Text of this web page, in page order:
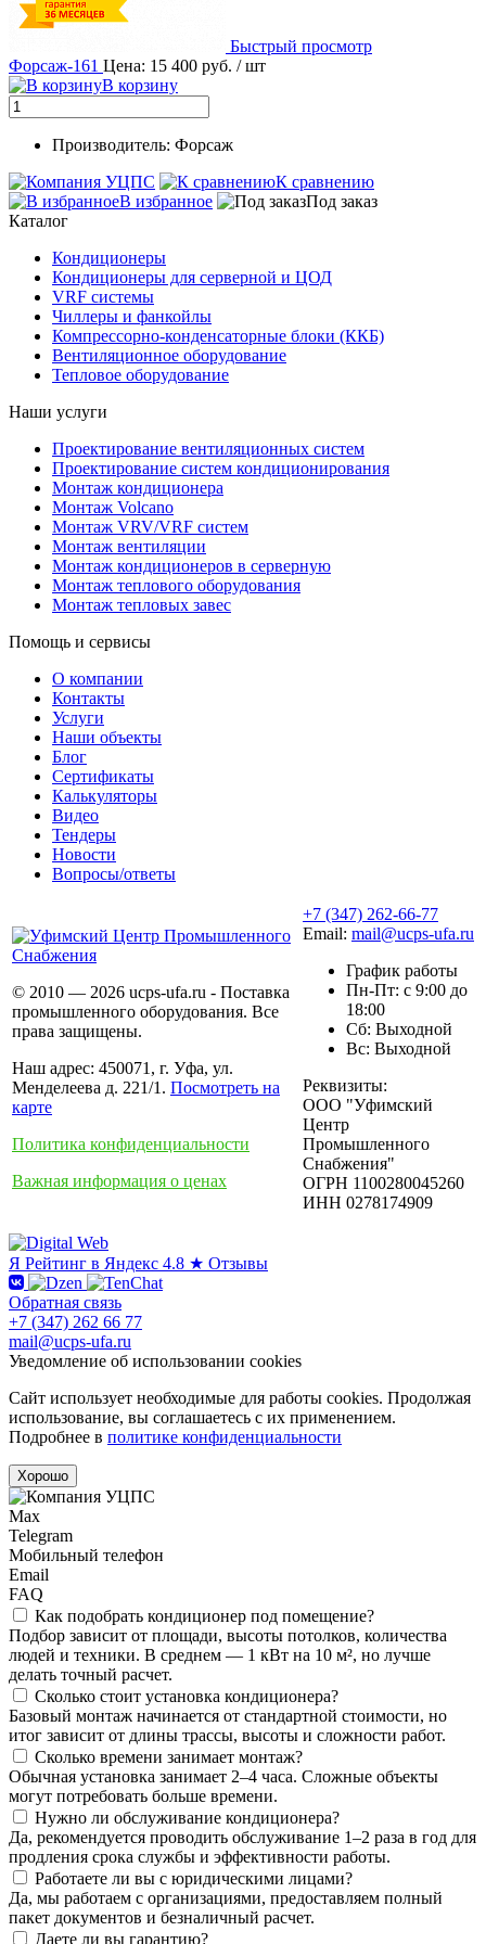
Быстрый просмотр
Форсаж-161 Цена: 15 400 руб. / шт
В корзину
Производитель: Форсаж
К сравнению
В избранное
Под заказ
Каталог
Кондиционеры
Кондиционеры для серверной и ЦОД
VRF системы
Чиллеры и фанкойлы
Компрессорно-конденсаторные блоки (ККБ)
Вентиляционное оборудование
Тепловое оборудование
Наши услуги
Проектирование вентиляционных систем
Проектирование систем кондиционирования
Монтаж кондиционера
Монтаж Volcano
Монтаж VRV/VRF систем
Монтаж вентиляции
Монтаж кондиционеров в серверную
Монтаж теплового оборудования
Монтаж тепловых завес
Помощь и сервисы
О компании
Контакты
Услуги
Наши объекты
Блог
Сертификаты
Калькуляторы
Видео
Тендеры
Новости
Вопросы/ответы
© 2010 — 2026 ucps-ufa.ru - Поставка
промышленного оборудования. Все
права защищены.
Наш адрес: 450071, г. Уфа, ул.
Менделеева д. 221/1. Посмотреть на
карте
Политика конфиденциальности
Важная информация о ценах
+7 (347) 262-66-77
Email: mail@ucps-ufa.ru
График работы
Пн-Пт: с 9:00 до
18:00
Сб: Выходной
Вс: Выходной
Реквизиты:
ООО "Уфимский
Центр
Промышленного
Снабжения"
ОГРН 1100280045260
ИНН 0278174909
Я Рейтинг в Яндекс 4.8 ★ Отзывы
Обратная связь
+7 (347) 262 66 77
mail@ucps-ufa.ru
Уведомление об использовании cookies
Сайт использует необходимые для работы cookies. Продолжая
использование, вы соглашаетесь с их применением.
Подробнее в политике конфиденциальности
Хорошо
Max
Telegram
Мобильный телефон
Email
FAQ
Как подобрать кондиционер под помещение?
Подбор зависит от площади, высоты потолков, количества
людей и техники. В среднем — 1 кВт на 10 м², но лучше
делать точный расчет.
Сколько стоит установка кондиционера?
Базовый монтаж начинается от стандартной стоимости, но
итог зависит от длины трассы, высоты и сложности работ.
Сколько времени занимает монтаж?
Обычная установка занимает 2–4 часа. Сложные объекты
могут потребовать больше времени.
Нужно ли обслуживание кондиционера?
Да, рекомендуется проводить обслуживание 1–2 раза в год для
продления срока службы и эффективности работы.
Работаете ли вы с юридическими лицами?
Да, мы работаем с организациями, предоставляем полный
пакет документов и безналичный расчет.
Даете ли вы гарантию?